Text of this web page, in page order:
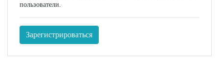
пользователи.
Зарегистрироваться